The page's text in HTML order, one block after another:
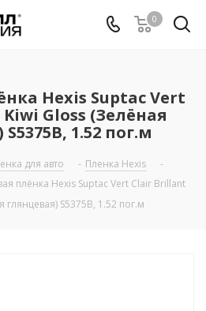
0
Hexis Suptac Vert
Gloss (Зелёная
1.52 пог.м
для авто - Пленка Hexis
-
плёнка Hexis Suptac Vert Clair Brillant
глянцевая) S5375B, 1.52 пог.м